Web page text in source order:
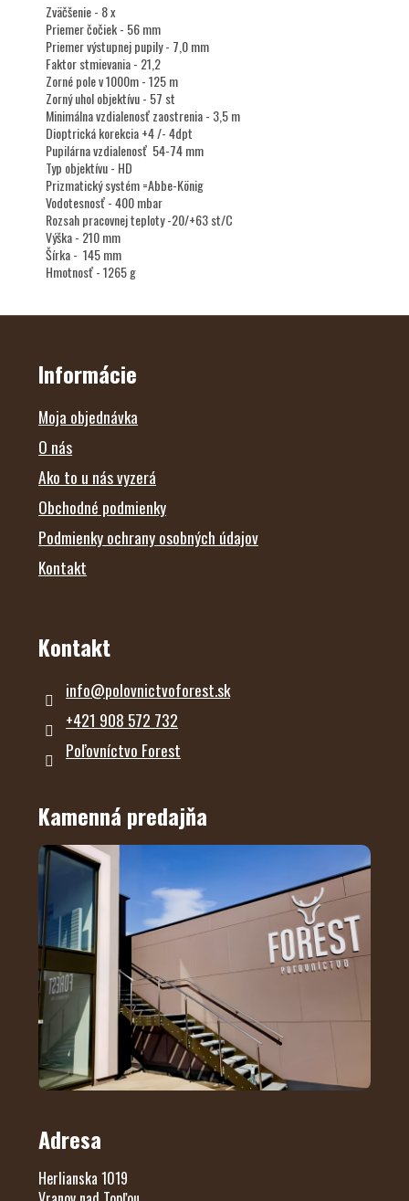
Zväčšenie - 8 x
Priemer čočiek - 56 mm
Priemer výstupnej pupily - 7,0 mm
Faktor stmievania - 21,2
Zorné pole v 1000m - 125 m
Zorný uhol objektívu - 57 st
Minimálna vzdialenosť zaostrenia - 3,5 m
Dioptrická korekcia +4 /- 4dpt
Pupilárna vzdialenosť 54-74 mm
Typ objektívu - HD
Prizmatický systém =Abbe-König
Vodotesnosť - 400 mbar
Rozsah pracovnej teploty -20/+63 st/C
Výška - 210 mm
Šírka - 145 mm
Hmotnosť - 1265 g
Z
Informácie
Moja objednávka
O nás
Ako to u nás vyzerá
Obchodné podmienky
Podmienky ochrany osobných údajov
Kontakt
Kontakt
info@polovnictvoforest.sk
+421 908 572 732
Poľovníctvo Forest
Kamenná predajňa
Adresa
Herlianska 1019